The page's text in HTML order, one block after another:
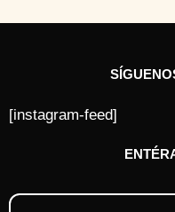
[instagram-feed]